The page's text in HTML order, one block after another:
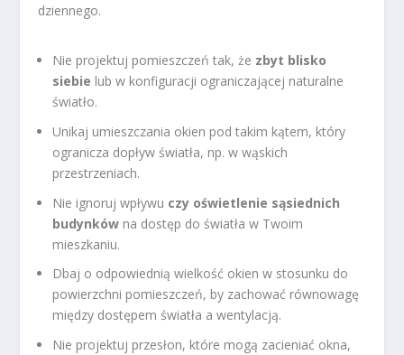
dziennego.
Nie projektuj pomieszczeń tak, że zbyt blisko
siebie lub w konfiguracji ograniczającej naturalne
światło.
Unikaj umieszczania okien pod takim kątem, który
ogranicza dopływ światła, np. w wąskich
przestrzeniach.
Nie ignoruj wpływu czy oświetlenie sąsiednich
budynków na dostęp do światła w Twoim
mieszkaniu.
Dbaj o odpowiednią wielkość okien w stosunku do
powierzchni pomieszczeń, by zachować równowagę
między dostępem światła a wentylacją.
Nie projektuj przesłon, które mogą zacieniać okna,